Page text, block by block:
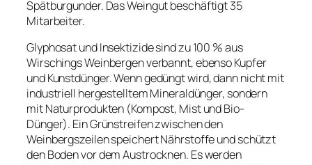
Spätburgunder. Das Weingut beschäftigt 35
Mitarbeiter.
Glyphosat und Insektizide sind zu 100 % aus
Wirschings Weinbergen verbannt, ebenso Kupfer
und Kunstdünger. Wenn gedüngt wird, dann nicht mit
industriell hergestelltem Mineraldünger, sondern
mit Naturprodukten (Kompost, Mist und Bio-
Dünger). Ein Grünstreifen zwischen den
Weinbergszeilen speichert Nährstoffe und schützt
den Boden vor dem Austrocknen. Es werden